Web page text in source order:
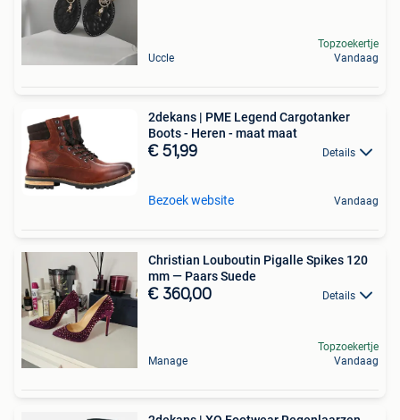
Uccle
Topzoekertje
Vandaag
2dekans | PME Legend Cargotanker
Boots - Heren - maat maat
€ 51,99 Details
Bezoek website Vandaag
Christian Louboutin Pigalle Spikes 120
mm — Paars Suede
€ 360,00 Details
Manage
Topzoekertje
Vandaag